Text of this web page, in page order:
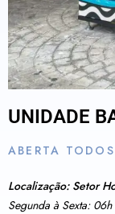
UNIDADE
ABERTA
Localização: Setor
Segunda à Sexta: